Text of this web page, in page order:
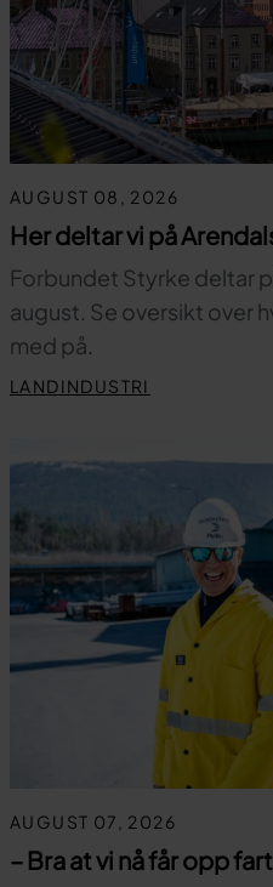
AUGUST 08, 2026
Her deltar vi på
Forbundet Styrke deltar
august. Se oversikt over
med på.
LANDINDUSTRI
AUGUST 07, 2026
– Bra at vi nå får opp